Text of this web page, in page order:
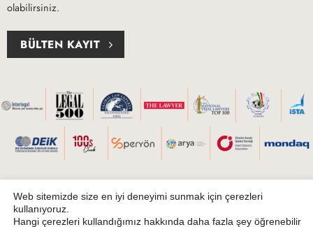
olabilirsiniz.
BÜLTEN KAYIT
Web sitemizde size en iyi deneyimi sunmak için çerezleri
kullanıyoruz.
Hangi çerezleri kullandığımız hakkında daha fazla şey öğrenebilir